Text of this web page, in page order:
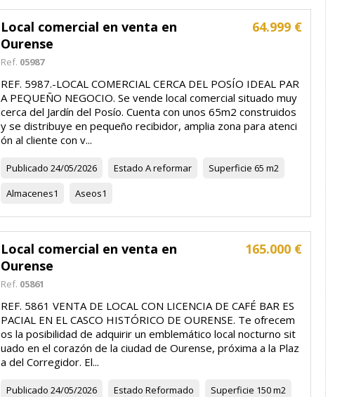
64.999 €
Local comercial en venta en
Ourense
Ref. 05987
REF. 5987.-LOCAL COMERCIAL CERCA DEL POSÍO IDEAL PAR
A PEQUEÑO NEGOCIO. Se vende local comercial situado muy
cerca del Jardín del Posío. Cuenta con unos 65m2 construidos
y se distribuye en pequeño recibidor, amplia zona para atenci
ón al cliente con v...
Publicado 24/05/2026 Estado A reformar Superficie 65 m2
Almacenes1 Aseos1
165.000 €
Local comercial en venta en
Ourense
Ref. 05861
REF. 5861 VENTA DE LOCAL CON LICENCIA DE CAFÉ BAR ES
PACIAL EN EL CASCO HISTÓRICO DE OURENSE. Te ofrecem
os la posibilidad de adquirir un emblemático local nocturno sit
uado en el corazón de la ciudad de Ourense, próxima a la Plaz
a del Corregidor. El...
Publicado 24/05/2026 Estado Reformado Superficie 150 m2